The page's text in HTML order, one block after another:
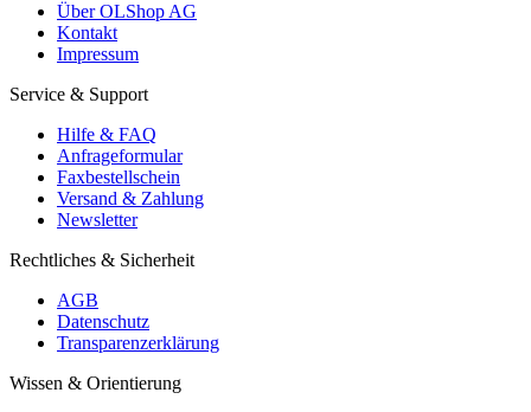
Über OLShop AG
Kontakt
Impressum
Service & Support
Hilfe & FAQ
Anfrageformular
Faxbestellschein
Versand & Zahlung
Newsletter
Rechtliches & Sicherheit
AGB
Datenschutz
Transparenzerklärung
Wissen & Orientierung